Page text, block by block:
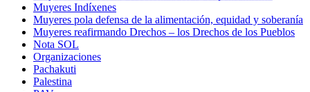
Muyeres Indíxenes
Muyeres pola defensa de la alimentación, equidad y soberanía
Muyeres reafirmando Drechos – los Drechos de los Pueblos
Nota SOL
Organizaciones
Pachakuti
Palestina